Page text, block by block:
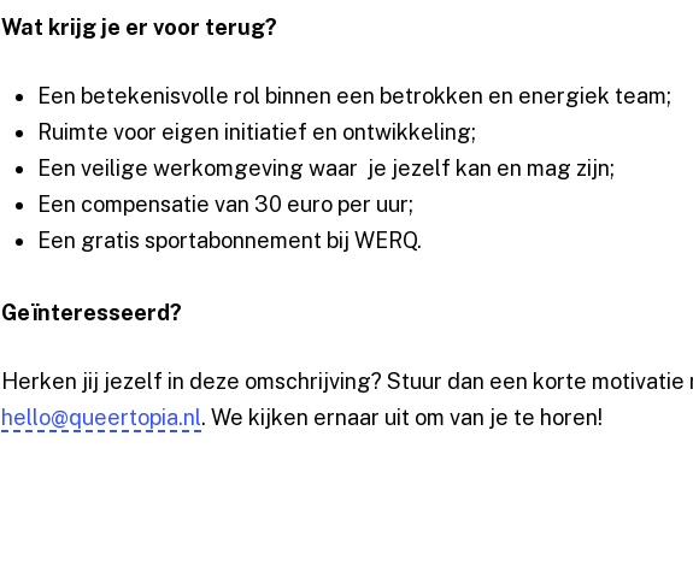
Wat krijg je er voor terug?
Een betekenisvolle rol binnen een betrokken en energiek team;
Ruimte voor eigen initiatief en ontwikkeling;
Een veilige werkomgeving waar je jezelf kan en mag zijn;
Een compensatie van 30 euro per uur;
Een gratis sportabonnement bij WERQ.
Geïnteresseerd?
Herken jij jezelf in deze omschrijving? Stuur dan een korte motivatie
hello@queertopia.nl. We kijken ernaar uit om van je te horen!